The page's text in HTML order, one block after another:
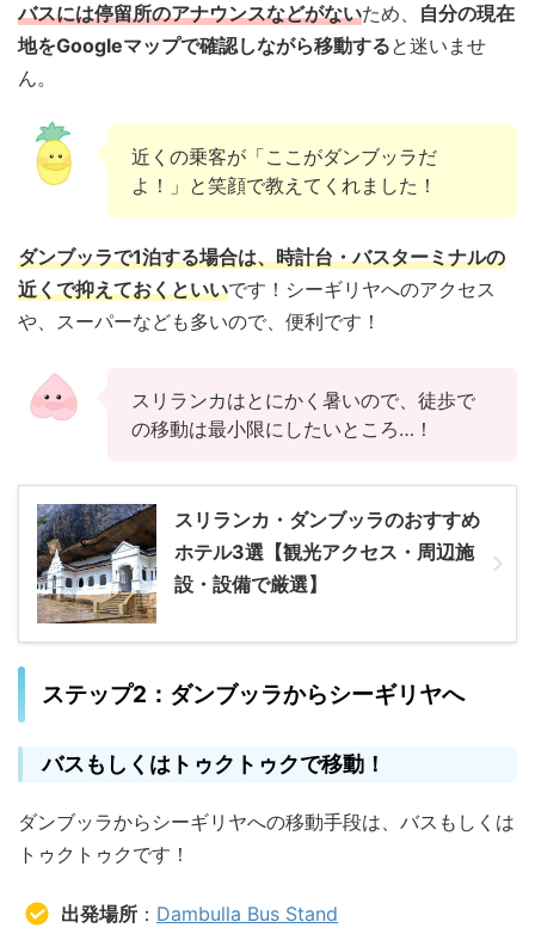
バスには停留所のアナウンスなどがないため、 自分の現在
地をGoogleマップで確認しながら移動すると迷いませ
ん。
近くの乗客が「ここがダンブッラだ
よ！」と笑顔で教えてくれました！
ダンブッラで1泊する場合は、時計台・バスターミナルの
近くで抑えておくといいです！シーギリヤへのアクセス
や、スーパーなども多いので、便利です！
スリランカはとにかく暑いので、徒歩で
の移動は最小限にしたいところ…！
スリランカ・ダンブッラのおすすめ
ホテル3選【観光アクセス・周辺施
設・設備で厳選】
ステップ2：ダンブッラからシーギリヤへ
バスもしくはトゥクトゥクで移動！
ダンブッラからシーギリヤへの移動手段は、バスもしくは
トゥクトゥクです！
出発場所 ： Dambulla Bus Stand